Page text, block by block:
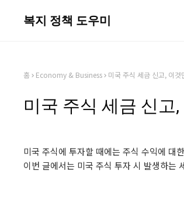
복지 정책 도우미
홈 Economy & Business 미국 주식 세금 신고, 이
미국 주식 세금 신고
미국 주식에 투자할 때에는 주식 수익에 대
이번 글에서는 미국 주식 투자 시 발생하는